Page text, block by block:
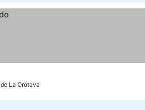
La Orotava